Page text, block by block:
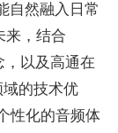
自然融入日常
来，结合
，以及高通在
域的技术优
性化的音频体